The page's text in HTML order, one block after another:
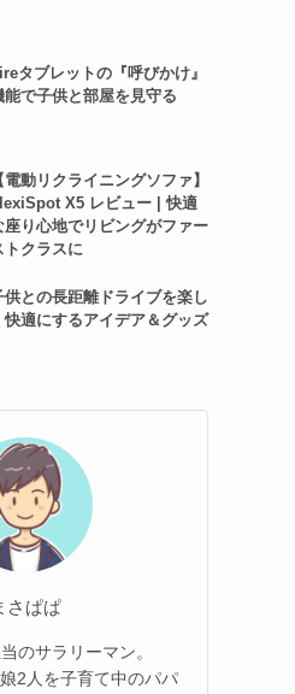
タブレットの『呼びかけ』
能で子供と部屋を見守る
電動リクライニングソファ】
X5 レビュー | 快適
座り心地でリビングがファー
トクラスに
供との長距離ドライブを楽し
快適にするアイデア＆グッズ
さぱぱ
のサラリーマン。
2人を子育て中のパパ